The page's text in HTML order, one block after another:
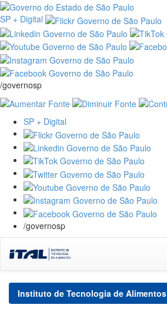
SP + Digital
/governosp
SP + Digital
/governosp
navigation
Instituto de Tecnologia de Alimentos